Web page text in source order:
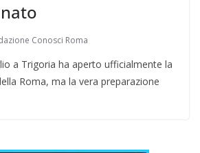
Conosci Roma
a Trigoria ha aperto ufficialmente la
Roma, ma la vera preparazione